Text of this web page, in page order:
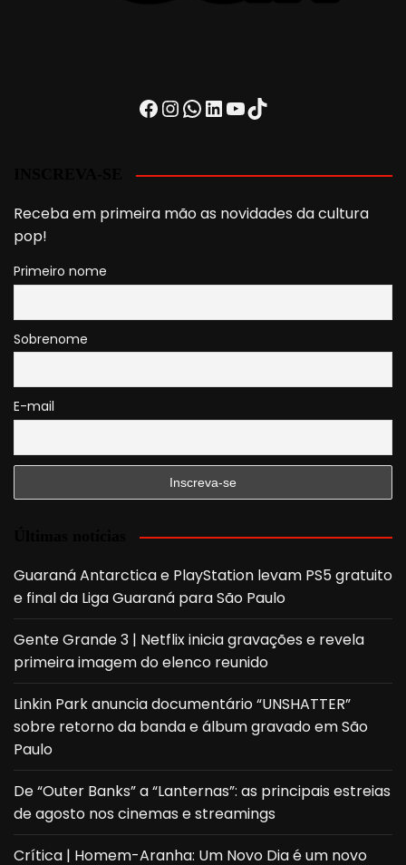
Facebook
Instagram
WhatsApp
LinkedIn
Youtube
TikTok
Receba em primeira mão as novidades da cultura
pop!
Primeiro nome
Sobrenome
E-mail
Guaraná Antarctica e PlayStation levam PS5 gratuito
e final da Liga Guaraná para São Paulo
Gente Grande 3 | Netflix inicia gravações e revela
primeira imagem do elenco reunido
Linkin Park anuncia documentário “UNSHATTER”
sobre retorno da banda e álbum gravado em São
Paulo
De “Outer Banks” a “Lanternas”: as principais estreias
de agosto nos cinemas e streamings
Crítica | Homem-Aranha: Um Novo Dia é um novo